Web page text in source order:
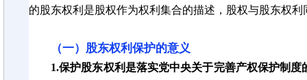
的股东权利是股权作为权利集合的描述，股权与股东权利
（一）股东权利保护的意义
1.保护股东权利是落实党中央关于完善产权保护制度